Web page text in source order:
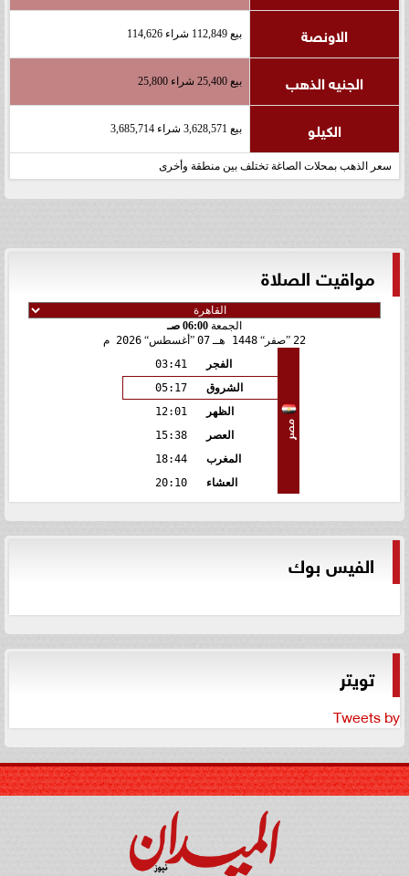
الاونصة بيع 112,849 شراء 114,626
الجنيه الذهب بيع 25,400 شراء 25,800
الكيلو بيع 3,628,571 شراء 3,685,714
سعر الذهب بمحلات الصاغة تختلف بين منطقة وأخرى
مواقيت الصلاة
الجمعة 06:00 صـ
22
صفر 1448 هـ 07 أغسطس 2026 م
مصر
الفجر
03:41
الشروق
05:17
الظهر
12:01
العصر
15:38
المغرب
18:44
العشاء
20:10
الفيس بوك
تويتر
Tweets by